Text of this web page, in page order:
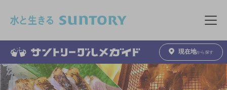
メニュ
現在地から探す